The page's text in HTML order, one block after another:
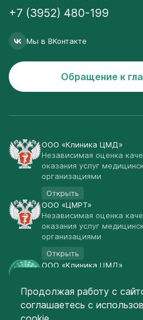
+7 (3952) 480-199
Мы в ВКонтакте
Обращение к
ООО «Клиника ЦМД»
Независимая оценка
оказания услуг
организациями
Открыть
ООО «ЦМРТ»
Независимая оценка
оказания услуг
организациями
Открыть
ООО «Клиника ЦМД»
Открыть
© Клиника ЦМД 2003-2026
Продолжая работу с
соглашаетесь с